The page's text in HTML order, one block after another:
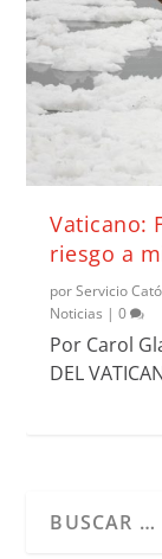
Vaticano:
riesgo a
porServicio
Noticias |0
Por Carol
DEL